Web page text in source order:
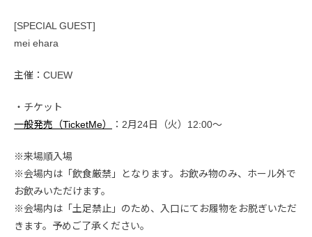
[SPECIAL GUEST]
mei ehara
主催：CUEW
・チケット
一般発売（TicketMe）
：2月24日（火）12:00〜
※来場順入場
※会場内は「飲食厳禁」となります。お飲み物のみ、ホール外で
お飲みいただけます。
※会場内は「土足禁止」のため、入口にてお履物をお脱ぎいただ
きます。予めご了承ください。